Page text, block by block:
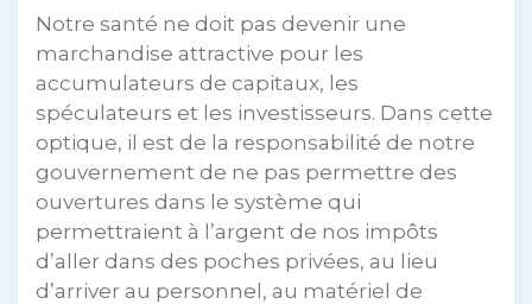
Notre santé ne doit pas devenir une
marchandise attractive pour les
accumulateurs de capitaux, les
spéculateurs et les investisseurs. Dans cette
optique, il est de la responsabilité de notre
gouvernement de ne pas permettre des
ouvertures dans le système qui
permettraient à l’argent de nos impôts
d’aller dans des poches privées, au lieu
d’arriver au personnel, au matériel de